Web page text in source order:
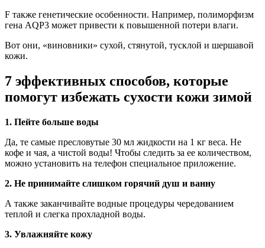
F также генетические особенности. Например, полиморфизм
гена AQP3 может привести к повышенной потери влаги.
Вот они, «виновники» сухой, стянутой, тусклой и шершавой
кожи.
7 эффективных способов, которые
помогут избежать сухости кожи зимой
️1. Пейте больше воды
Да, те самые пресловутые 30 мл жидкости на 1 кг веса. Не
кофе и чая, а чистой воды! Чтобы следить за ее количеством,
можно установить на телефон специальное приложение.
2. Не принимайте слишком горячий душ и ванну
А также заканчивайте водные процедуры чередованием
теплой и слегка прохладной воды.
3. Увлажняйте кожу